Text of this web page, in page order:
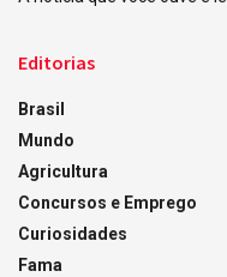
Editorias
Brasil
Mundo
Agricultura
Concursos e Emprego
Curiosidades
Fama